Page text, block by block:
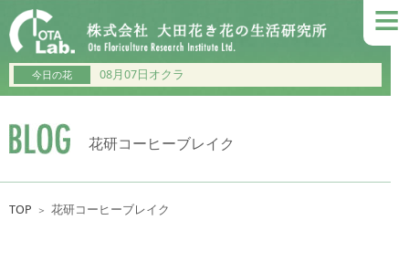
≡
今日の花 08月07日オクラ
花研コーヒーブレイク
TOP ＞ 花研コーヒーブレイク